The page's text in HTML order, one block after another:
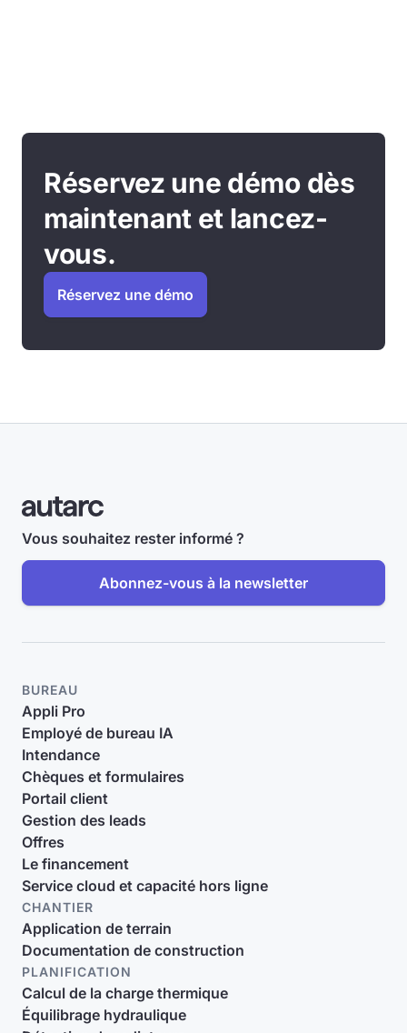
Réservez une démo dès
maintenant et lancez-
vous.
Réservez une démo
Vous souhaitez rester informé ?
Abonnez-vous à la newsletter
BUREAU
Appli Pro
Employé de bureau IA
Intendance
Chèques et formulaires
Portail client
Gestion des leads
Offres
Le financement
Service cloud et capacité hors ligne
CHANTIER
Application de terrain
Documentation de construction
PLANIFICATION
Calcul de la charge thermique
Équilibrage hydraulique